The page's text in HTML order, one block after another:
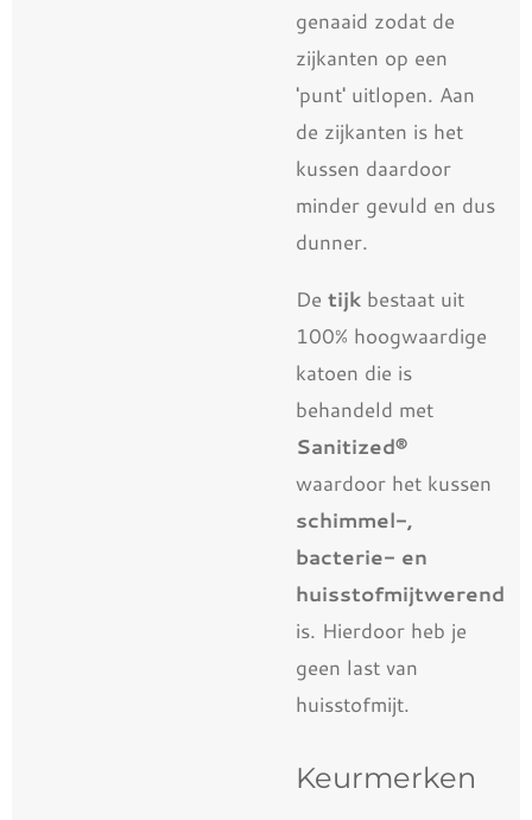
genaaid zodat de
zijkanten op een
'punt' uitlopen. Aan
de zijkanten is het
kussen daardoor
minder gevuld en dus
dunner.
De tijk bestaat uit
100% hoogwaardige
katoen die is
behandeld met
Sanitized®
waardoor het kussen
schimmel-,
bacterie- en
huisstofmijtwerend
is. Hierdoor heb je
geen last van
huisstofmijt.
Keurmerken